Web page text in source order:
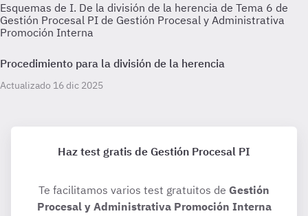
Esquemas de I. De la división de la herencia de Tema 6 de
Gestión Procesal PI de Gestión Procesal y Administrativa
Promoción Interna
Procedimiento para la división de la herencia
Actualizado 16 dic 2025
Haz test gratis de Gestión Procesal PI
Te facilitamos varios test gratuitos de Gestión
Procesal y Administrativa Promoción Interna